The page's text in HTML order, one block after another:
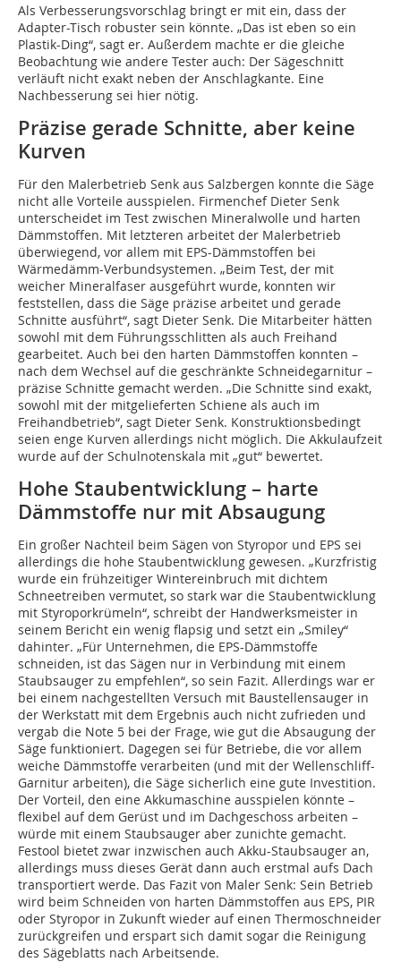
Als Verbesserungsvorschlag bringt er mit ein, dass der
Adapter-Tisch robuster sein könnte. „Das ist eben so ein
Plastik-Ding“, sagt er. Außerdem machte er die gleiche
Beobachtung wie andere Tester auch: Der Sägeschnitt
verläuft nicht exakt neben der Anschlagkante. Eine
Nachbesserung sei hier nötig.
Präzise gerade Schnitte, aber keine
Kurven
Für den Malerbetrieb Senk aus Salzbergen konnte die Säge
nicht alle Vorteile ausspielen. Firmenchef Dieter Senk
unterscheidet im Test zwischen Mineralwolle und harten
Dämmstoffen. Mit letzteren arbeitet der Malerbetrieb
überwiegend, vor allem mit EPS-Dämmstoffen bei
Wärmedämm-Verbundsystemen. „Beim Test, der mit
weicher Mineralfaser ausgeführt wurde, konnten wir
feststellen, dass die Säge präzise arbeitet und gerade
Schnitte ausführt“, sagt Dieter Senk. Die Mitarbeiter hätten
sowohl mit dem Führungsschlitten als auch Freihand
gearbeitet. Auch bei den harten Dämmstoffen konnten –
nach dem Wechsel auf die geschränkte Schneidegarnitur –
präzise Schnitte gemacht werden. „Die Schnitte sind exakt,
sowohl mit der mitgelieferten Schiene als auch im
Freihandbetrieb“, sagt Dieter Senk. Konstruktionsbedingt
seien enge Kurven allerdings nicht möglich. Die Akkulaufzeit
wurde auf der Schulnotenskala mit „gut“ bewertet.
Hohe Staubentwicklung – harte
Dämmstoffe nur mit Absaugung
Ein großer Nachteil beim Sägen von Styropor und EPS sei
allerdings die hohe Staubentwicklung gewesen. „Kurzfristig
wurde ein frühzeitiger Wintereinbruch mit dichtem
Schneetreiben vermutet, so stark war die Staubentwicklung
mit Styroporkrümeln“, schreibt der Handwerksmeister in
seinem Bericht ein wenig flapsig und setzt ein „Smiley“
dahinter. „Für Unternehmen, die EPS-Dämmstoffe
schneiden, ist das Sägen nur in Verbindung mit einem
Staubsauger zu empfehlen“, so sein Fazit. Allerdings war er
bei einem nachgestellten Versuch mit Baustellensauger in
der Werkstatt mit dem Ergebnis auch nicht zufrieden und
vergab die Note 5 bei der Frage, wie gut die Absaugung der
Säge funktioniert. Dagegen sei für Betriebe, die vor allem
weiche Dämmstoffe verarbeiten (und mit der Wellenschliff-
Garnitur arbeiten), die Säge sicherlich eine gute Investition.
Der Vorteil, den eine Akkumaschine ausspielen könnte –
flexibel auf dem Gerüst und im Dachgeschoss arbeiten –
würde mit einem Staubsauger aber zunichte gemacht.
Festool bietet zwar inzwischen auch Akku-Staubsauger an,
allerdings muss dieses Gerät dann auch erstmal aufs Dach
transportiert werde. Das Fazit von Maler Senk: Sein Betrieb
wird beim Schneiden von harten Dämmstoffen aus EPS, PIR
oder Styropor in Zukunft wieder auf einen Thermoschneider
zurückgreifen und erspart sich damit sogar die Reinigung
des Sägeblatts nach Arbeitsende.